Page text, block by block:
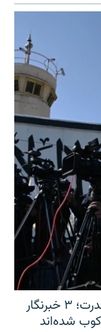
یک سالگی بازگشت طالبان به قدرت؛ ۳ خبرنگار